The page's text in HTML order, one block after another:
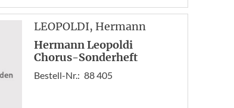
LEOPOLDI, Hermann
Hermann Leopoldi
Chorus-Sonderheft
Bestell-Nr.: 88 405